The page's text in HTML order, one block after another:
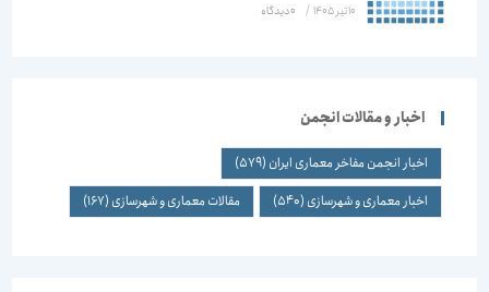
10 تیر 1405 / ۰ دیدگاه
اخبار و مقالات انجمن
اخبار انجمن مفاخر معماری ایران(579)
اخبار معماری و شهرسازی(540) مقالات معماری و شهرسازی(167)